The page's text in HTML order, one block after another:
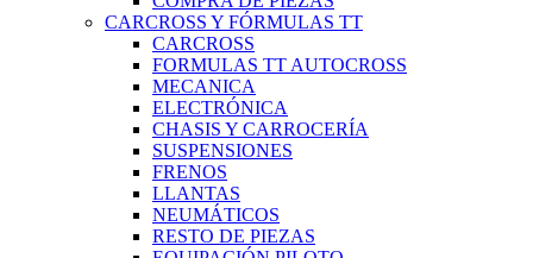
CARCROSS Y FÓRMULAS TT
CARCROSS
FORMULAS TT AUTOCROSS
MECANICA
ELECTRÓNICA
CHASIS Y CARROCERÍA
SUSPENSIONES
FRENOS
LLANTAS
NEUMÁTICOS
RESTO DE PIEZAS